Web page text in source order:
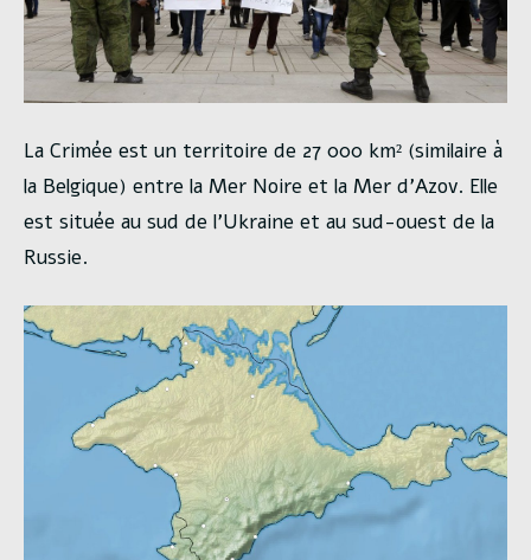
La Crimée est un territoire de 27 000 km² (similaire à
la Belgique) entre la Mer Noire et la Mer d’Azov. Elle
est située au sud de l’Ukraine et au sud-ouest de la
Russie.